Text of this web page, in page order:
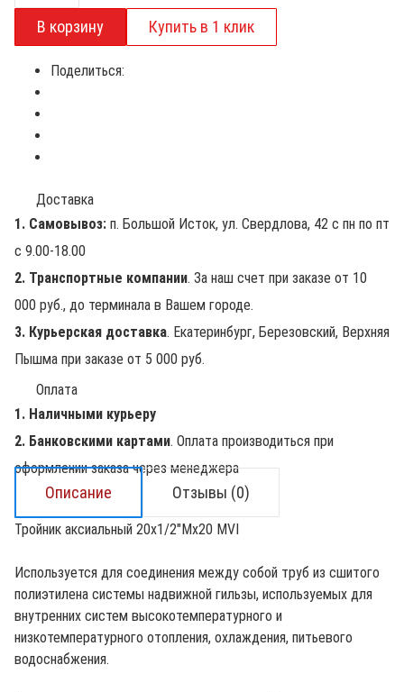
Поделиться:
Доставка
1. Самовывоз: п. Большой Исток, ул. Свердлова, 42 с пн по пт
с 9.00-18.00
2. Транспортные компании. За наш счет при заказе от 10
000 руб., до терминала в Вашем городе.
3. Курьерская доставка. Екатеринбург, Березовский, Верхняя
Пышма при заказе от 5 000 руб.
Оплата
1. Наличными курьеру
2. Банковскими картами. Оплата производиться при
оформлении заказа через менеджера
Описание Отзывы (0)
Тройник аксиальный 20х1/2"Мх20 MVI
Используется для соединения между собой труб из сшитого
полиэтилена системы надвижной гильзы, используемых для
внутренних систем высокотемпературного и
низкотемпературного отопления, охлаждения, питьевого
водоснабжения.